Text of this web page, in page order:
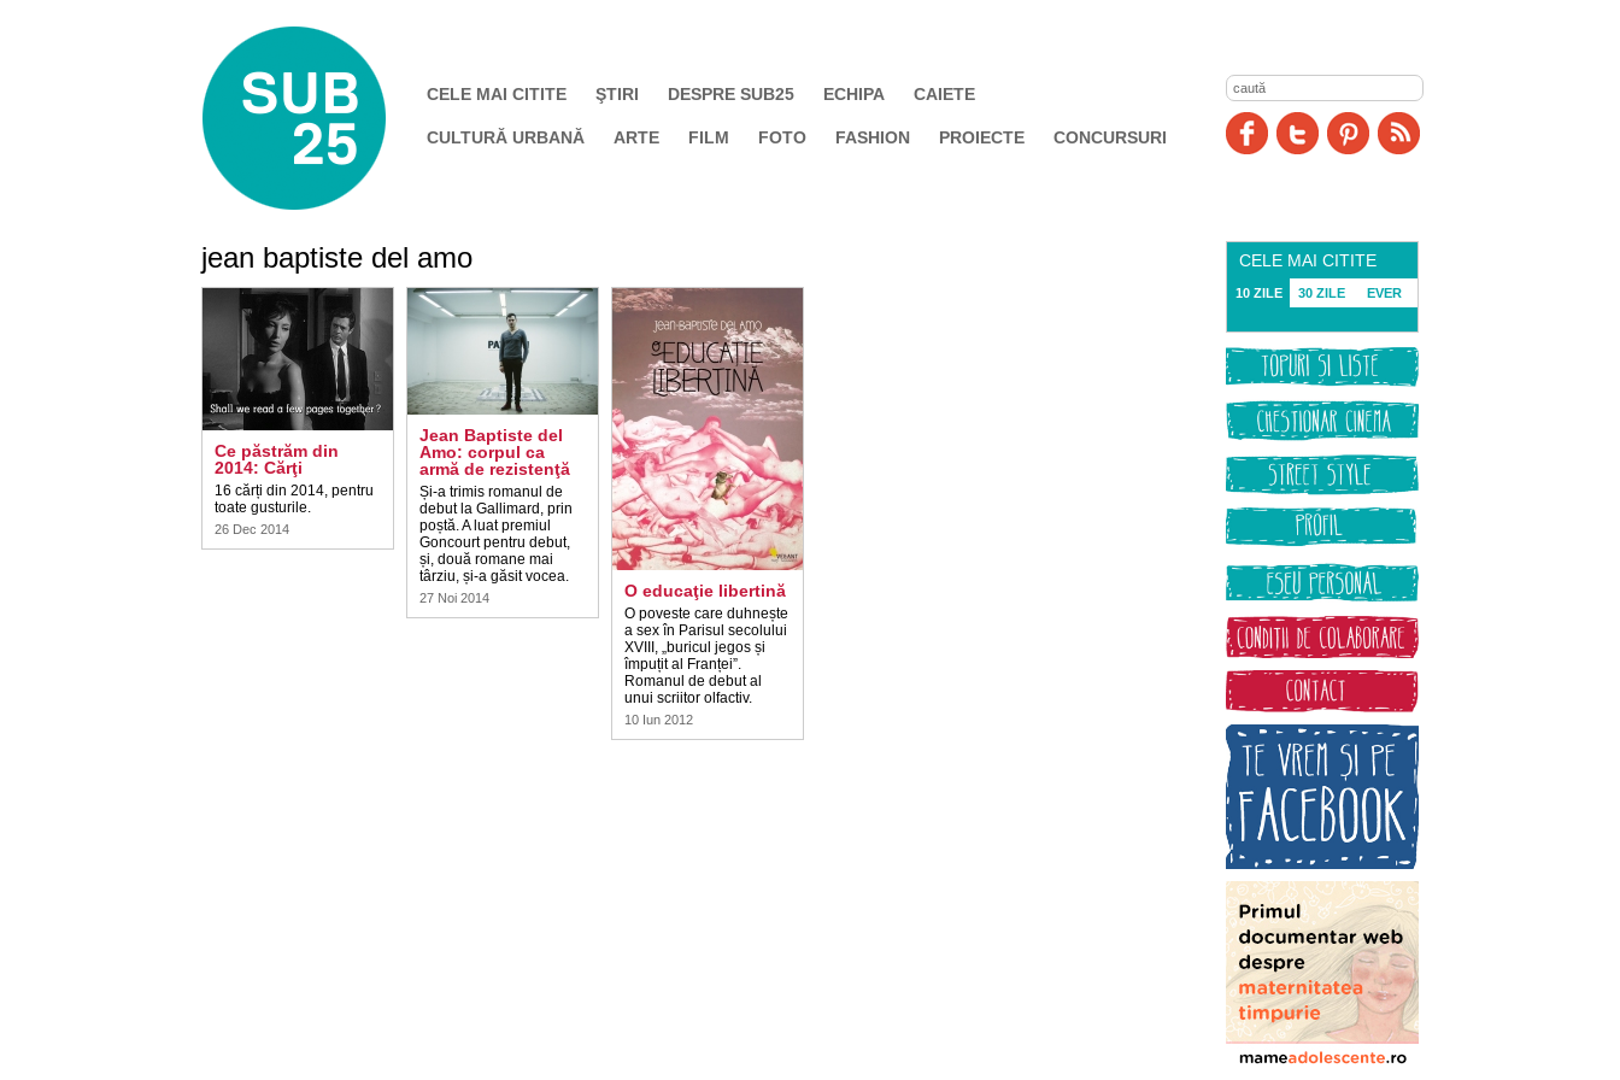
CELE MAI CITITE ŞTIRI DESPRE SUB25 ECHIPA CAIETE
CULTURĂ URBANĂ ARTE FILM FOTO FASHION PROIECTE CONCURSURI
jean baptiste del amo
Ce păstrăm din
2014: Cărţi
16 cărți din 2014, pentru
toate gusturile.
26 Dec 2014
Jean Baptiste del
Amo: corpul ca
armă de rezistenţă
Și-a trimis romanul de
debut la Gallimard, prin
poștă. A luat premiul
Goncourt pentru debut,
și, două romane mai
târziu, și-a găsit vocea.
27 Noi 2014 O educaţie libertină
O poveste care duhnește
a sex în Parisul secolului
XVIII, „buricul jegos și
împuțit al Franței”.
Romanul de debut al
unui scriitor olfactiv.
10 Iun 2012
CELE MAI CITITE
10 ZILE 30 ZILE EVER